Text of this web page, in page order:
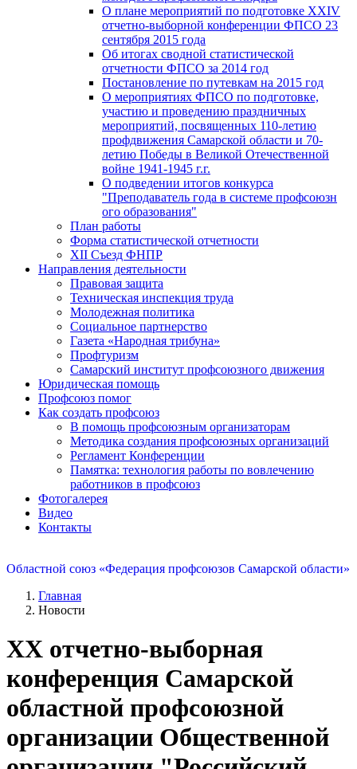
О плане мероприятий по подготовке XXIV
отчетно-выборной конференции ФПСО 23
сентября 2015 года
Об итогах сводной статистической
отчетности ФПСО за 2014 год
Постановление по путевкам на 2015 год
О мероприятиях ФПСО по подготовке,
участию и проведению праздничных
мероприятий, посвященных 110-летию
профдвижения Самарской области и 70-
летию Победы в Великой Отечественной
войне 1941-1945 г.г.
О подведении итогов конкурса
"Преподаватель года в системе профсоюзн
ого образования"
План работы
Форма статистической отчетности
XII Съезд ФНПР
Направления деятельности
Правовая защита
Техническая инспекция труда
Молодежная политика
Социальное партнерство
Газета «Народная трибуна»
Профтуризм
Самарский институт профсоюзного движения
Юридическая помощь
Профсоюз помог
Как создать профсоюз
В помощь профсоюзным организаторам
Методика создания профсоюзных организаций
Регламент Конференции
Памятка: технология работы по вовлечению
работников в профсоюз
Фотогалерея
Видео
Контакты
Областной союз «Федерация профсоюзов Самарской области»
Главная
Новости
XX отчетно-выборная
конференция Самарской
областной профсоюзной
организации Общественной